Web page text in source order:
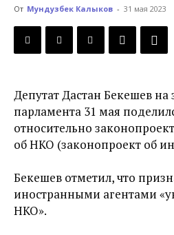
Кыргызстана
От Мундузбек Калыков - 31 мая 2023
Депутат Дастан Бекешев на
парламента 31 мая
относительно
об НКО (законопроект об
Бекешев отметил, что
иностранными агентами
НКО».